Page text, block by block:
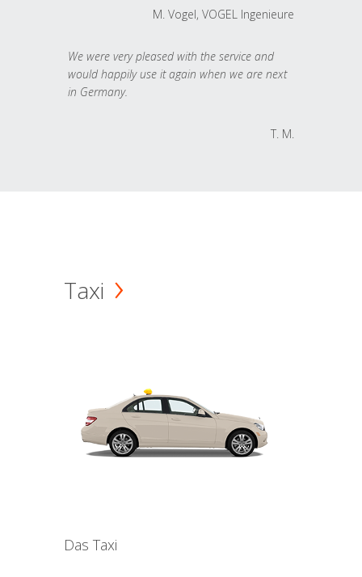
M. Vogel, VOGEL Ingenieure
We were very pleased with the service and
would happily use it again when we are next
in Germany.
T. M.
Taxi
Das Taxi